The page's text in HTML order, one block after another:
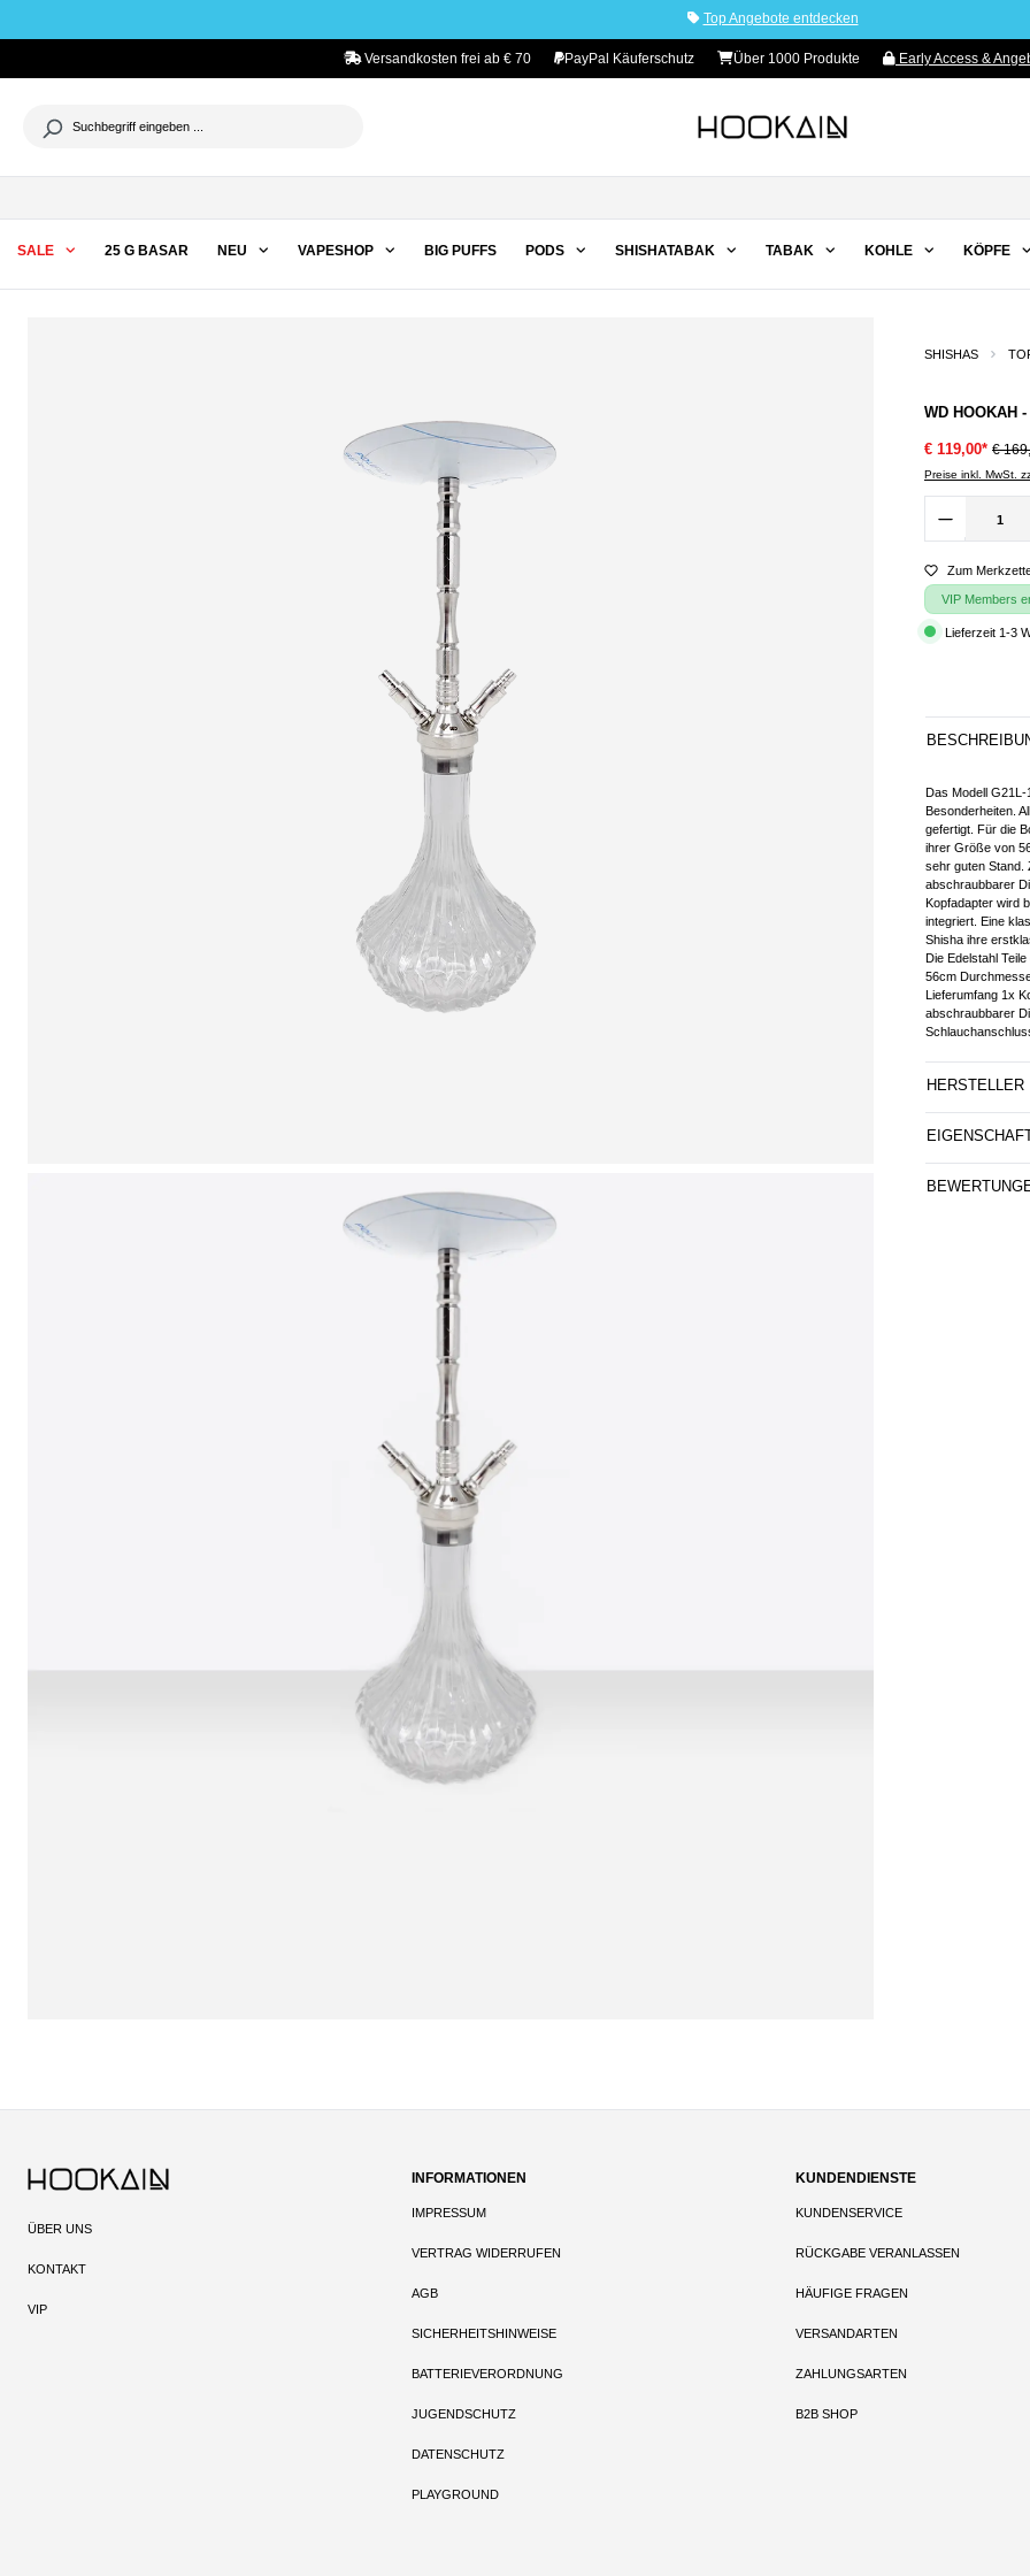
Top Angebote entdecken
Versandkosten frei ab € 70 PayPal Käuferschutz Über 1000 Produkte Early Access &
SALE 25 G BASAR NEU VAPESHOP BIG PUFFS PODS SHISHATABAK TABAK KOHLE KÖPFE
SHISHAS
WD HOOKAH
€ 119,00* €
Preise inkl. MwSt.
Zum
VIP Members
Lieferzeit 1-3
Das Modell
Besonderheiten.
gefertigt. Für die
ihrer Größe von
sehr guten Stand.
abschraubbarer
Kopfadapter wird
integriert. Eine
Shisha ihre
Die Edelstahl
56cm
Lieferumfang 1x
abschraubbarer
HERSTELLER
ÜBER UNS
KONTAKT
VIP
INFORMATIONEN
IMPRESSUM
VERTRAG WIDERRUFEN
AGB
SICHERHEITSHINWEISE
BATTERIEVERORDNUNG
JUGENDSCHUTZ
DATENSCHUTZ
PLAYGROUND
KUNDENDIENSTE
KUNDENSERVICE
RÜCKGABE VERANLASSEN
HÄUFIGE FRAGEN
VERSANDARTEN
ZAHLUNGSARTEN
B2B SHOP